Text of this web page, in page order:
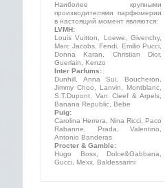
Наиболее крупными
производителями парфюмерии
в настоящий момент являются:
LVMH:
Louis Vuitton, Loewe, Givenchy,
Marc Jacobs, Fendi, Emilio Pucci,
Donna Karan, Christian Dior,
Guerlain, Kenzo
Inter Parfums:
Dunhill, Anna Sui, Boucheron,
Jimmy Choo, Lanvin, Montblanc,
S.T.Dupont, Van Cleef & Arpels,
Banana Republic, Bebe
Puig:
Carolina Herrera, Nina Ricci, Paco
Rabanne, Prada, Valentino,
Antonio Banderas
Procter & Gamble:
Hugo Boss, Dolce&Gabbana,
Gucci, Mexx, Baldessarini